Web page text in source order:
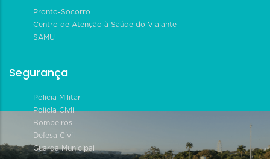
Pronto-Socorro
Centro de Atenção à Saúde do Viajante
SAMU
Segurança
Polícia Militar
Polícia Civil
Bombeiros
Defesa Civil
Guarda Municipal